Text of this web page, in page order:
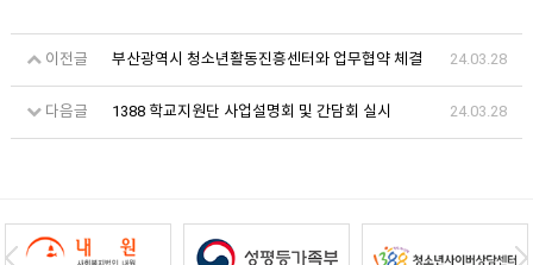
이전글 부산광역시 청소년활동진흥센터와 업무협약 체결 24.03.28
다음글 1388 학교지원단 사업설명회 및 간담회 실시 24.03.28